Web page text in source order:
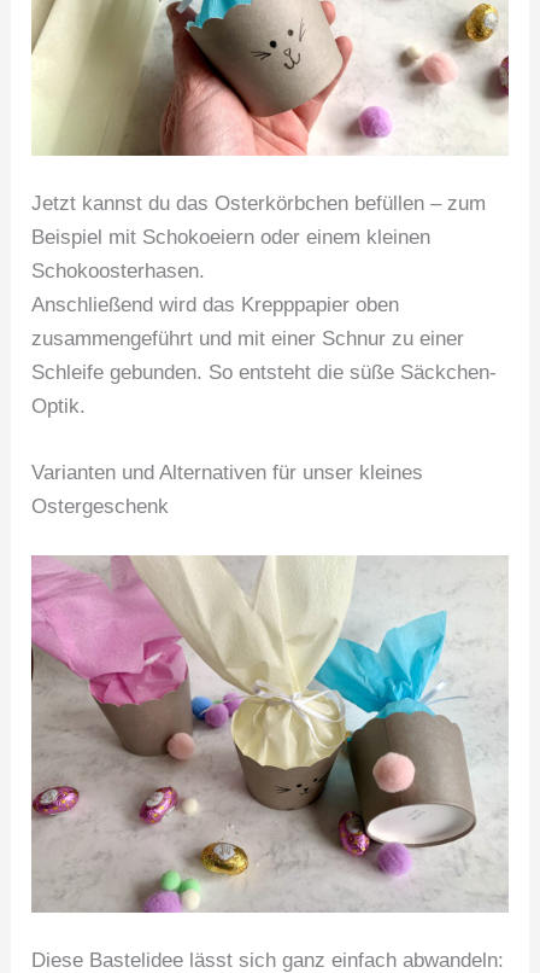
Jetzt kannst du das Osterkörbchen befüllen – zum
Beispiel mit Schokoeiern oder einem kleinen
Schokoosterhasen.
Anschließend wird das Krepppapier oben
zusammengeführt und mit einer Schnur zu einer
Schleife gebunden. So entsteht die süße Säckchen-
Optik.
Varianten und Alternativen für unser kleines
Ostergeschenk
Diese Bastelidee lässt sich ganz einfach abwandeln: